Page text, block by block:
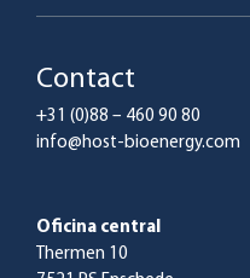
Contact
+31 (0)88 – 460 90 80
info@host-bioenergy.com
Oficina central
Thermen 10